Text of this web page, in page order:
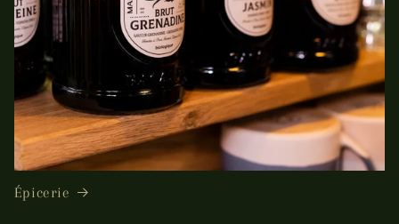
Épicerie